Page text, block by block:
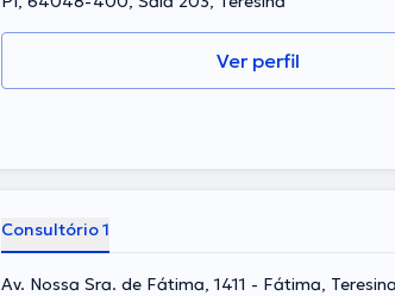
Ver perfil
Consultório 1
Av. Nossa Sra. de Fátima, 1411 - Fátima,